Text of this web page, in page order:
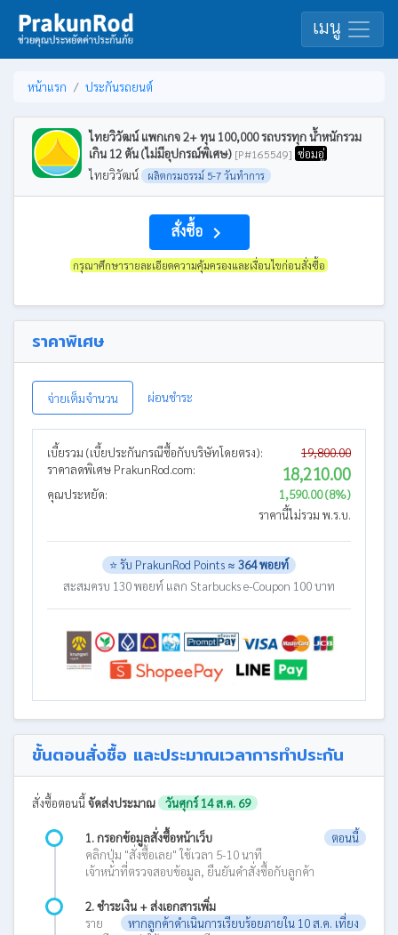
เมนู
หน้าแรก ประกันรถยนต์
ไทยวิวัฒน์ แพกเกจ 2+ ทุน 100,000 รถบรรทุก น้ำหนักรวม
เกิน 12 ตัน (ไม่มีอุปกรณ์พิเศษ) [P#165549] ซ่อมอู่
ไทยวิวัฒน์
ผลิตกรมธรรม์ 5-7 วันทำการ
สั่งซื้อ navigate_next
กรุณาศึกษารายละเอียดความคุ้มครองและเงื่อนไขก่อนสั่งซื้อ
ราคาพิเศษ
จ่ายเต็มจำนวน ผ่อนชำระ
เบี้ยรวม (เบี้ยประกันกรณีซื้อกับบริษัทโดยตรง):
19,800.00
ราคาลดพิเศษ PrakunRod.com:
18,210.00
คุณประหยัด:
1,590.00 (8%)
ราคานี้ไม่รวม พ.ร.บ.
⭐ รับ PrakunRod Points ≈ 364 พอยท์
สะสมครบ 130 พอยท์ แลก Starbucks e-Coupon 100 บาท
ขั้นตอนสั่งซื้อ และประมาณเวลาการทำประกัน
สั่งซื้อตอนนี้จัดส่งประมาณ วันศุกร์ 14 ส.ค. 69
1. กรอกข้อมูลสั่งซื้อหน้าเว็บ
ตอนนี้
คลิกปุ่ม "สั่งซื้อเลย" ใช้เวลา 5-10 นาที
เจ้าหน้าที่ตรวจสอบข้อมูล, ยืนยันคำสั่งซื้อกับลูกค้า
2. ชำระเงิน + ส่งเอกสารเพิ่ม
หากลูกค้าดำเนินการเรียบร้อยภายใน 10 ส.ค. เที่ยง
ราย